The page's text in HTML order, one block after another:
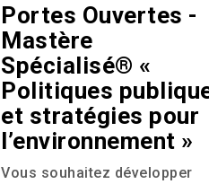
Portes Ouvertes -
Mastère
Spécialisé® «
Politiques
et stratégies pour
l’environnement »
Vous souhaitez développer